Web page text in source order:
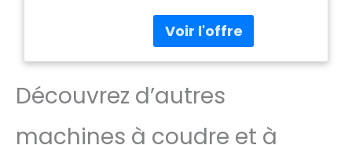
marché. Polyvalente,
simple, compacte et
en métal résistent et
costaud, d’excellente
la compagne idéale pour
Découvrez d’autres
machines à coudre et à